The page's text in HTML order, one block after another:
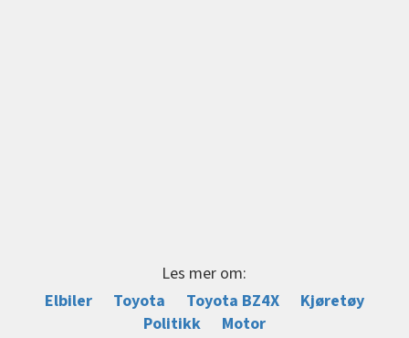
Les mer om:
Elbiler
Toyota Toyota BZ4X
Kjøretøy
Politikk
Motor